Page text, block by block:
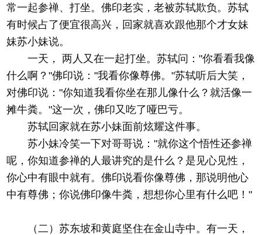
常一起参禅、打坐。佛印老实，老被苏轼欺负。苏轼
有时候占了便宜很高兴，回家就喜欢跟他那个才女妹
妹苏小妹说。
一天， 两人又在一起打坐。苏轼问："你看看我像
什么啊？"佛印说："我看你像尊佛。"苏轼听后大笑，
对佛印说："你知道我看你坐在那儿像什么？就活像一
摊牛粪。"这一次，佛印又吃了哑巴亏。
苏轼回家就在苏小妹面前炫耀这件事。
苏小妹冷笑一下对哥哥说："就你这个悟性还参禅
呢，你知道参禅的人最讲究的是什么？是见心见性，
你心中有眼中就有。佛印说看你像尊佛，那说明他心
中有尊佛；你说佛印像牛粪，想想你心里有什么吧！"
（二）苏东坡和黄庭坚住在金山寺中。有一天，